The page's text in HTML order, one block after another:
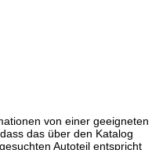
von einer geeigneten
das über den Katalog
Autoteil entspricht